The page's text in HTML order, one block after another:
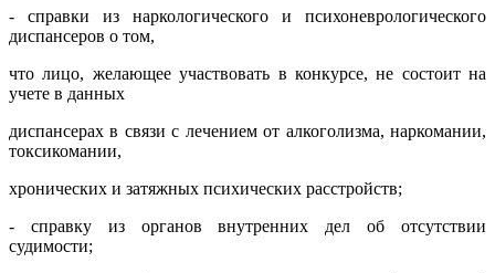
- справки из наркологического и психоневрологического
диспансеров о том,
что лицо, желающее участвовать в конкурсе, не состоит на
учете в данных
диспансерах в связи с лечением от алкоголизма, наркомании,
токсикомании,
хронических и затяжных психических расстройств;
- справку из органов внутренних дел об отсутствии
судимости;